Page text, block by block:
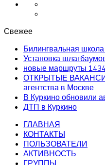
Свежее
Билингвальная школа
Установка
новые маршруты
ОТКРЫТЫЕ
агентства в Москве
В Куркино обновили
ДТП в Куркино
ГЛАВНАЯ
КОНТАКТЫ
ПОЛЬЗОВАТЕЛИ
АКТИВНОСТЬ